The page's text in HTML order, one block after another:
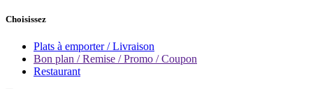
Choisissez
Plats à emporter / Livraison
Bon plan / Remise / Promo / Coupon
Restaurant